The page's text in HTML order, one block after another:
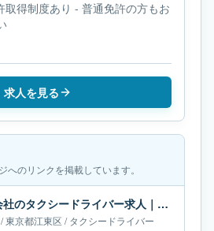
取得制度あり - 普通免許の方もお
求人を見る
へのリンクを掲載しています。
東都城南交通株式会社のタクシードライバー求人｜東京都江東区｜月給40万-64万円
/東京都江東区 /タクシードライバー